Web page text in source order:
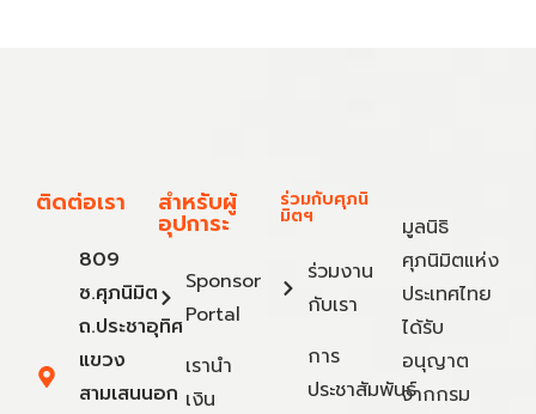
ติดต่อเรา
809
ซ.ศุภนิมิต
ถ.ประชาอุทิศ
แขวง
สามเสนนอก
สำหรับผู้
อุปการะ
Sponsor
Portal
เรานำ
เงิน
ร่วมกับศุภนิ
มิตฯ
ร่วมงาน
กับเรา
การ
ประชาสัมพันธ์
มูลนิธิ
ศุภนิมิตแห่ง
ประเทศไทย
ได้รับ
อนุญาต
จากกรม